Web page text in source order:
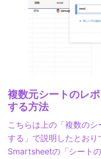
複数元シートのレ
する方法
こちらは上の「複数の
する」で説明したとおり
Smartsheetの「シート